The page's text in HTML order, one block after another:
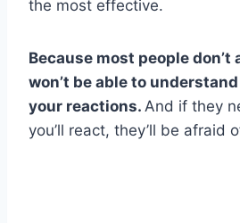
the most effective.
Because most people
won’t be able to
your reactions. And if they
you’ll react, they’ll be afraid